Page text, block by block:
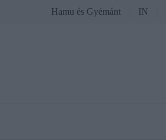
Hamu és Gyémánt IN